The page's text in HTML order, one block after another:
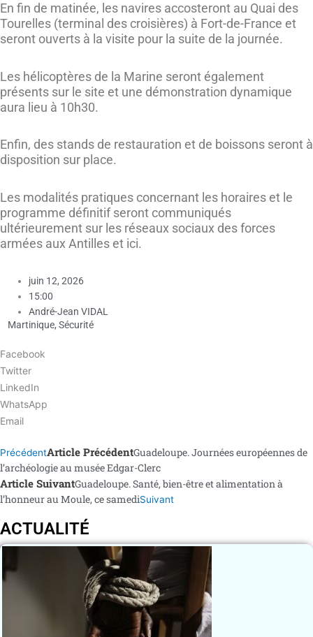
En fin de matinée, les navires accosteront au Quai des
Tourelles (terminal des croisières) à Fort-de-France et
seront ouverts à la visite pour la suite de la journée.
Les hélicoptères de la Marine seront également
présents sur le site et une démonstration dynamique
aura lieu à 10h30.
Enfin, des stands de restauration et de boissons seront à
disposition sur place.
Les modalités pratiques concernant les horaires et le
programme définitif seront communiqués
ultérieurement sur les réseaux sociaux des forces
armées aux Antilles et ici.
juin 12, 2026
15:00
André-Jean VIDAL
Martinique, Sécurité
Facebook
Twitter
LinkedIn
WhatsApp
Email
PrécédentArticle PrécédentGuadeloupe. Journées européennes de
l’archéologie au musée Edgar-Clerc
Article SuivantGuadeloupe. Santé, bien-être et alimentation à
l’honneur au Moule, ce samediSuivant
ACTUALITÉ